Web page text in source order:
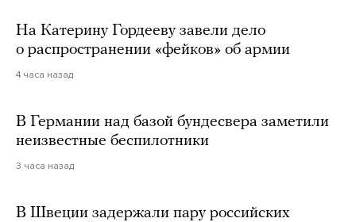
На Катерину Гордееву завели дело
о распространении «фейков» об армии
4 часа назад
В Германии над базой бундесвера заметили
неизвестные беспилотники
3 часа назад
В Швеции задержали пару российских